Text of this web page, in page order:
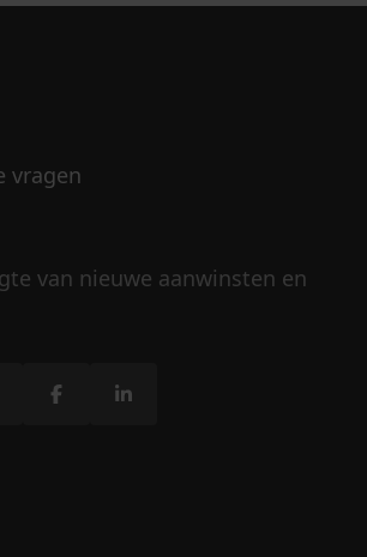
vragen
van nieuwe aanwinsten en